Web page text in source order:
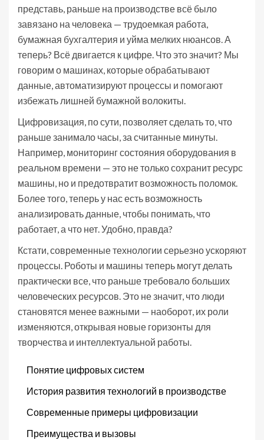
представь, раньше на производстве всё было
завязано на человека — трудоемкая работа,
бумажная бухгалтерия и уйма мелких нюансов. А
теперь? Всё двигается к цифре. Что это значит? Мы
говорим о машинах, которые обрабатывают
данные, автоматизируют процессы и помогают
избежать лишней бумажной волокиты.
Цифровизация, по сути, позволяет сделать то, что
раньше занимало часы, за считанные минуты.
Например, мониторинг состояния оборудования в
реальном времени — это не только сохранит ресурс
машины, но и предотвратит возможность поломок.
Более того, теперь у нас есть возможность
анализировать данные, чтобы понимать, что
работает, а что нет. Удобно, правда?
Кстати, современные технологии серьезно ускоряют
процессы. Роботы и машины теперь могут делать
практически все, что раньше требовало больших
человеческих ресурсов. Это не значит, что люди
становятся менее важными — наоборот, их роли
изменяются, открывая новые горизонты для
творчества и интеллектуальной работы.
Понятие цифровых систем
История развития технологий в производстве
Современные примеры цифровизации
Преимущества и вызовы